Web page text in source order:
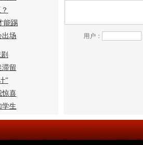
能踢
出场
滞留
”
惊喜
学生
用户：